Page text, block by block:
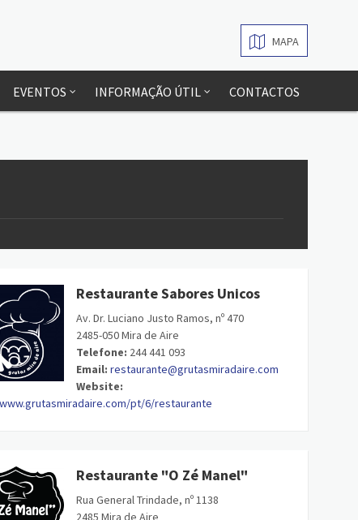
MAPA
EVENTOS INFORMAÇÃO ÚTIL CONTACTOS
Restaurante Sabores Unicos
Av. Dr. Luciano Justo Ramos, nº 470
2485-050 Mira de Aire
Telefone: 244 441 093
Email: restaurante@grutasmiradaire.com
Website:
pt/6/restaurante
Restaurante "O Zé Manel"
Rua General Trindade, nº 1138
2485 Mira de Aire